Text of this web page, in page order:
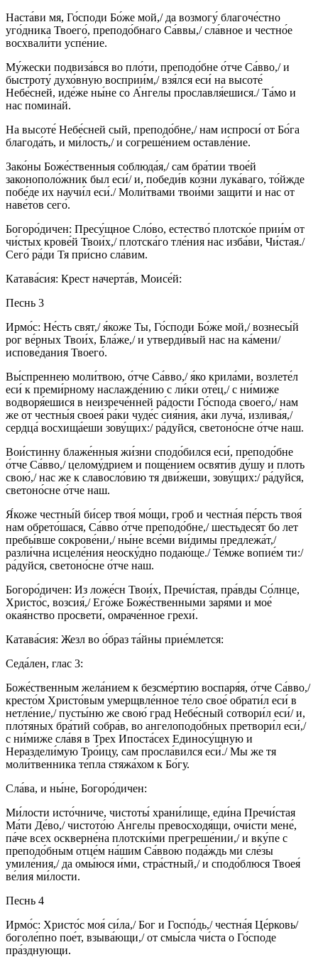
Наста́ви мя, Го́споди Бо́же мой,/ да возмогу́ благоче́стно
уго́дника Твоего́, преподо́бнаго Са́ввы,/ сла́вное и честно́е
восхвали́ти успе́ние.
Му́жески подвиза́вся во пло́ти, преподо́бне о́тче Са́вво,/ и
быстроту́ духо́вную восприи́м,/ взя́лся еси́ на высоте́
Небе́сней, иде́же ны́не со А́нгелы прославля́ешися./ Та́мо и
нас помина́й.
На высоте́ Небе́сней сый, преподо́бне,/ нам испроси́ от Бо́га
благода́ть, и ми́лость,/ и согреше́нием оставле́ние.
Зако́ны Боже́ственныя соблюда́я,/ сам бра́тии твое́й
законополо́жник был еси́/ и, победи́в ко́зни лука́ваго, то́йжде
побе́де их научи́л еси́./ Моли́твами твои́ми защити́ и нас от
наве́тов сего́.
Богоро́дичен: Пресу́щное Сло́во, естество́ плотско́е прии́м от
чи́стых крове́й Твои́х,/ плотска́го тле́ния нас изба́ви, Чи́стая./
Сего́ ра́ди Тя при́сно сла́вим.
Катава́сия: Крест начерта́в, Моисе́й:
Песнь 3
Ирмо́с: Не́сть свят,/ я́коже Ты, Го́споди Бо́же мой,/ вознесы́й
рог ве́рных Твои́х, Бла́же,/ и утверди́вый нас на ка́мени/
испове́дания Твоего́.
Вы́спреннею моли́твою, о́тче Са́вво,/ я́ко крила́ми, возлете́л
еси́ к преми́рному наслажде́нию с ли́ки оте́ц,/ с ни́миже
водворя́ешися в неизрече́нней ра́дости Го́спода своего́,/ нам
же от честны́я своея́ ра́ки чуде́с сия́ния, а́ки луча́, излива́я,/
сердца́ восхища́еши зову́щих:/ ра́дуйся, светоно́сне о́тче наш.
Вои́стинну блаже́нныя жи́зни сподо́бился еси́, преподо́бне
о́тче Са́вво,/ целому́дрием и поще́нием освяти́в ду́шу и плоть
свою́,/ нас же к славосло́вию тя дви́жеши, зову́щих:/ ра́дуйся,
светоно́сне о́тче наш.
Я́коже честны́й би́сер твоя́ мо́щи, гроб и честна́я пе́рсть твоя́
нам обрето́шася, Са́вво о́тче преподо́бне,/ шестьдеся́т бо лет
пребы́вше сокрове́ни,/ ны́не все́ми ви́димы предлежа́т,/
разли́чна исцеле́ния неоску́дно подаю́ще./ Те́мже вопие́м ти:/
ра́дуйся, светоно́сне о́тче наш.
Богоро́дичен: Из ложе́сн Твои́х, Пречи́стая, пра́вды Со́лнце,
Христо́с, возсия́,/ Его́же Боже́ственными заря́ми и мое́
окая́нство просвети́, омраче́нное грехи́.
Катава́сия: Жезл во о́браз та́йны прие́млется:
Седа́лен, глас 3:
Боже́ственным жела́нием к безсме́ртию воспаря́я, о́тче Са́вво,/
кресто́м Христо́вым умерщвле́нное те́ло свое́ обрати́л еси́ в
нетле́ние,/ пусты́ню же свою́ град Небе́сный сотвори́л еси́/ и,
пло́тяных бра́тий собра́в, во ангелоподо́бных претвори́л еси́,/
с ни́миже сла́вя в Трех Ипоста́сех Единосу́щную и
Нераздели́мую Тро́ицу, сам просла́вился еси́./ Мы же тя
моли́твенника те́пла стяжа́хом к Бо́гу.
Сла́ва, и ны́не, Богоро́дичен:
Ми́лости исто́чниче, чистоты́ храни́лище, еди́на Пречи́стая
Ма́ти Де́во,/ чистото́ю А́нгелы превосходя́щи, очи́сти мене́,
па́че всех оскверне́на плотски́ми прегреше́нии,/ и вку́пе с
преподо́бным отце́м на́шим Са́ввою пода́ждь ми сле́зы
умиле́ния,/ да омы́юся и́ми, стра́стный,/ и сподо́блюся Твоея́
ве́лия ми́лости.
Песнь 4
Ирмо́с: Христо́с моя́ си́ла,/ Бог и Госпо́дь,/ честна́я Це́рковь/
боголе́пно пое́т, взыва́ющи,/ от смы́сла чи́ста о Го́споде
пра́зднующи.